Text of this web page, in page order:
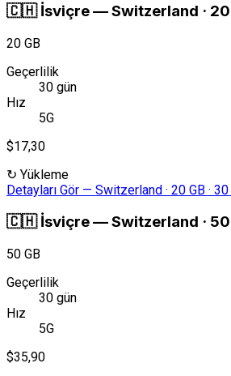
🇨🇭 İsviçre—Switzerland ·
20 GB
Geçerlilik
30 gün
Hız
5G
$17,30
↻ Yükleme
Detayları Gör — Switzerland · 20 GB ·
🇨🇭 İsviçre—Switzerland ·
50 GB
Geçerlilik
30 gün
Hız
5G
$35,90